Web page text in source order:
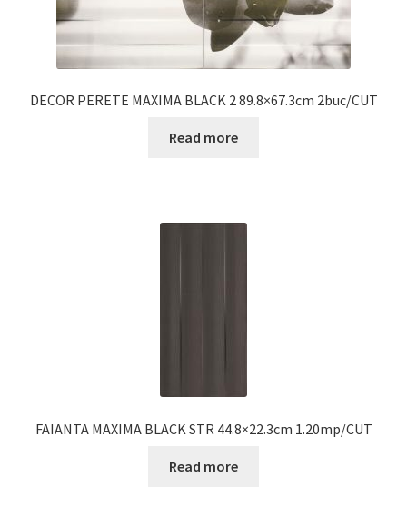
DECOR PERETE MAXIMA BLACK 2 89.8×67.3cm 2buc/CUT
Read more
FAIANTA MAXIMA BLACK STR 44.8×22.3cm 1.20mp/CUT
Read more